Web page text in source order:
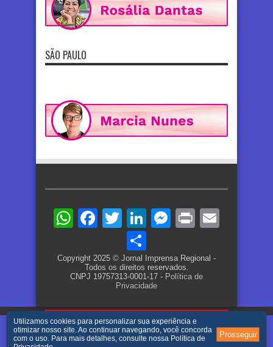
SÃO PAULO
WhatsApp
Facebook
TwitterLinkedIn
Messenger
Print
Copyright 2025 © Jornal Imprensa Regional -
Todos os direitos reservados.
CNPJ 19757313-0001-17 - Política de
Privacidade
Utilizamos cookies para personalizar sua experiência e
otimizar nosso site. Ao continuar navegando, você concorda
com o uso. Para mais detalhes, consulte nossa Política de
Prosseguir